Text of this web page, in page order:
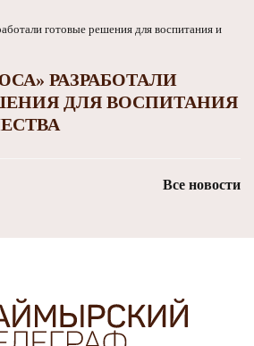
РАЗРАБОТАЛИ
ДЛЯ ВОСПИТАНИЯ
Все новости